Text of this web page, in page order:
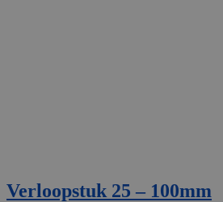
Verloopstuk 25 – 100mm